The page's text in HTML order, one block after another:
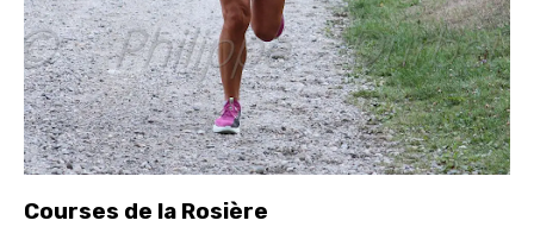
Courses de la Rosière